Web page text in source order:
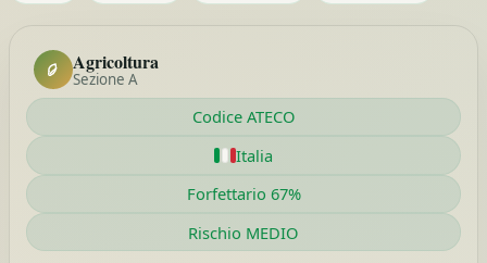
Agricoltura
Sezione A
Codice ATECO
Italia
Forfettario 67%
Rischio MEDIO